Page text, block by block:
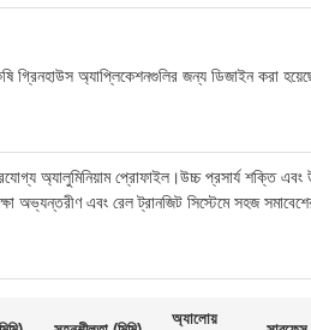
গ্রিনহাউস অ্যাপ্লিকেশনগুলির জন্য ডিজাইন করা
অ্যালুমিনিয়াম প্রোফাইল।উচ্চ প্রসার্য শক্তি এবং
অভ্যন্তরীণ এবং রেল ট্রানজিট সিস্টেমে সহজ
অ্যালোয়